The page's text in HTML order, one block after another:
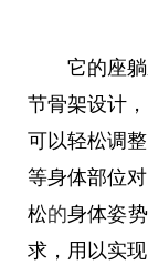
它的座
节骨架设计
可以轻松调
等身体部位
松的身体姿
求，用以实